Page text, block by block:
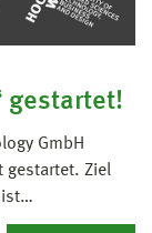
gestartet!
GmbH
gestartet. Ziel
ist…